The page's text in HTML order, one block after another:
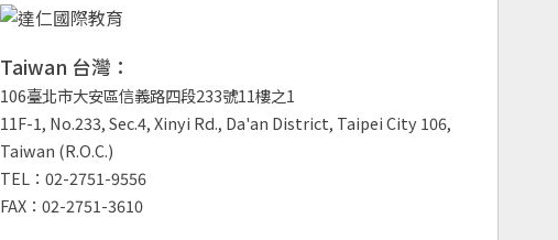
Taiwan 台灣：
106臺北市大安區信義路四段233號11樓之1
11F-1, No.233, Sec.4, Xinyi Rd., Da'an District, Taipei City 106,
Taiwan (R.O.C.)
TEL：02-2751-9556
FAX：02-2751-3610